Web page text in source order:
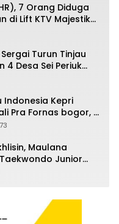
7 Orang Diduga
di Lift KTV Majestik
Hukum JAP
Turun Tinjau
4 Desa Sei Periuk
Kepri
Pra Fornas bogor, 3
Maulana
Junior
Championship 2026